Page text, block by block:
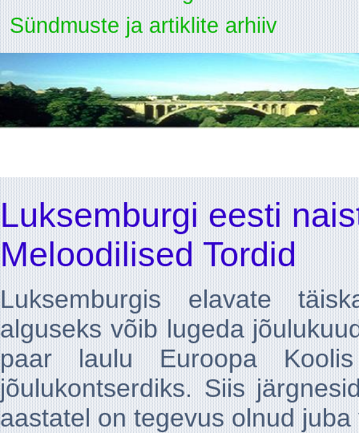
Sündmuste ja artiklite arhiiv
Luksemburgi eesti
Meloodilised Tordid
Luksemburgis elavate
alguseks võib lugeda
paar laulu Euroopa
jõulukontserdiks. Siis
aastatel on tegevus olnud